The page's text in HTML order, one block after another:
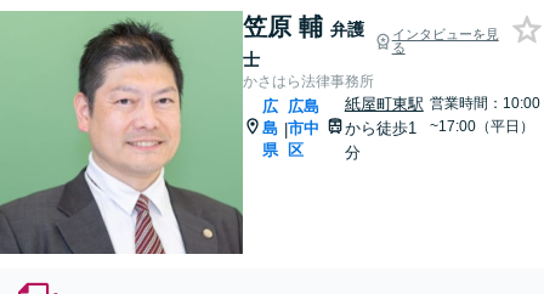
笠原 輔 弁護
士
インタビューを見
る
かさはら法律事務所
広
島
県
|
広島
市中
区
紙屋町東駅
から徒歩1
分
営業時間：10:00
~17:00（平日）